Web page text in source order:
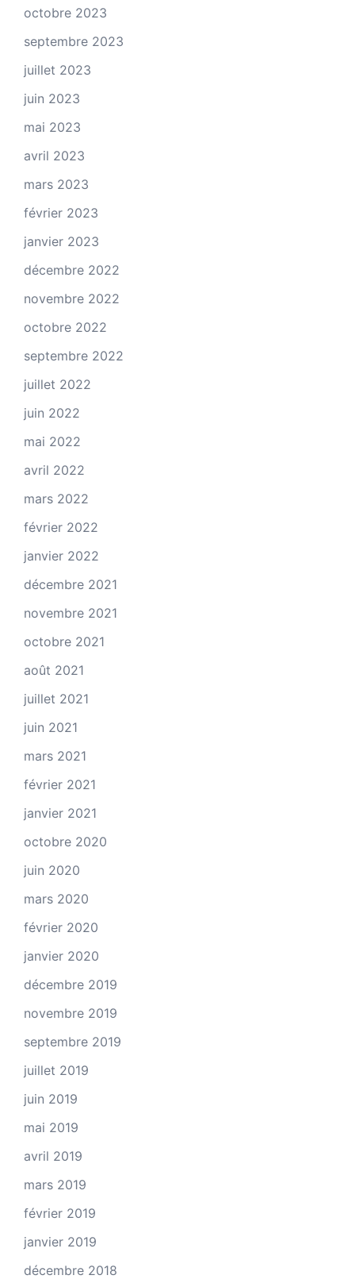
octobre 2023
septembre 2023
juillet 2023
juin 2023
mai 2023
avril 2023
mars 2023
février 2023
janvier 2023
décembre 2022
novembre 2022
octobre 2022
septembre 2022
juillet 2022
juin 2022
mai 2022
avril 2022
mars 2022
février 2022
janvier 2022
décembre 2021
novembre 2021
octobre 2021
août 2021
juillet 2021
juin 2021
mars 2021
février 2021
janvier 2021
octobre 2020
juin 2020
mars 2020
février 2020
janvier 2020
décembre 2019
novembre 2019
septembre 2019
juillet 2019
juin 2019
mai 2019
avril 2019
mars 2019
février 2019
janvier 2019
décembre 2018